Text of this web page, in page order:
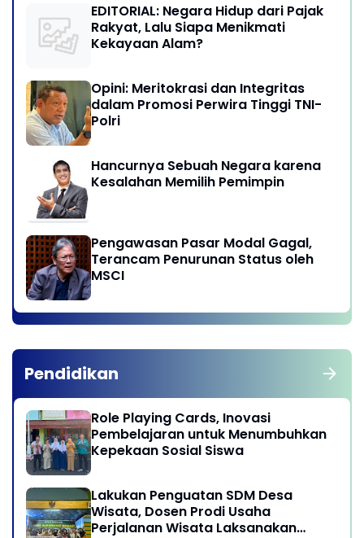
EDITORIAL: Negara Hidup dari Pajak
Rakyat, Lalu Siapa Menikmati
Kekayaan Alam?
Opini: Meritokrasi dan Integritas
dalam Promosi Perwira Tinggi TNI-
Polri
Hancurnya Sebuah Negara karena
Kesalahan Memilih Pemimpin
Pengawasan Pasar Modal Gagal,
Terancam Penurunan Status oleh
MSCI
Pendidikan
Role Playing Cards, Inovasi
Pembelajaran untuk Menumbuhkan
Kepekaan Sosial Siswa
Lakukan Penguatan SDM Desa
Wisata, Dosen Prodi Usaha
Perjalanan Wisata Laksanakan